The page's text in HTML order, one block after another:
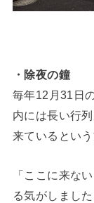
・除夜の鐘
毎年12月31日
内には長い行
来ているという
「ここに来な
る気がしまし